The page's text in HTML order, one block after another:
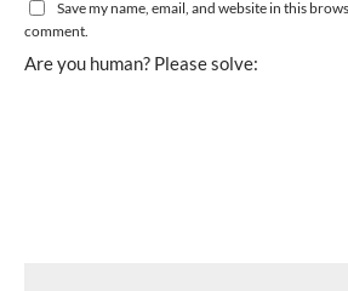
Save my name, email, and website in this
comment.
Are you human? Please solve: